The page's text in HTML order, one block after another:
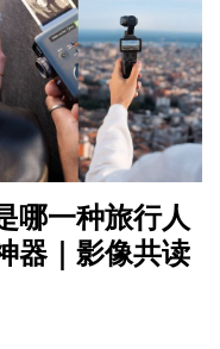
哪一种旅行人
器｜影像共读